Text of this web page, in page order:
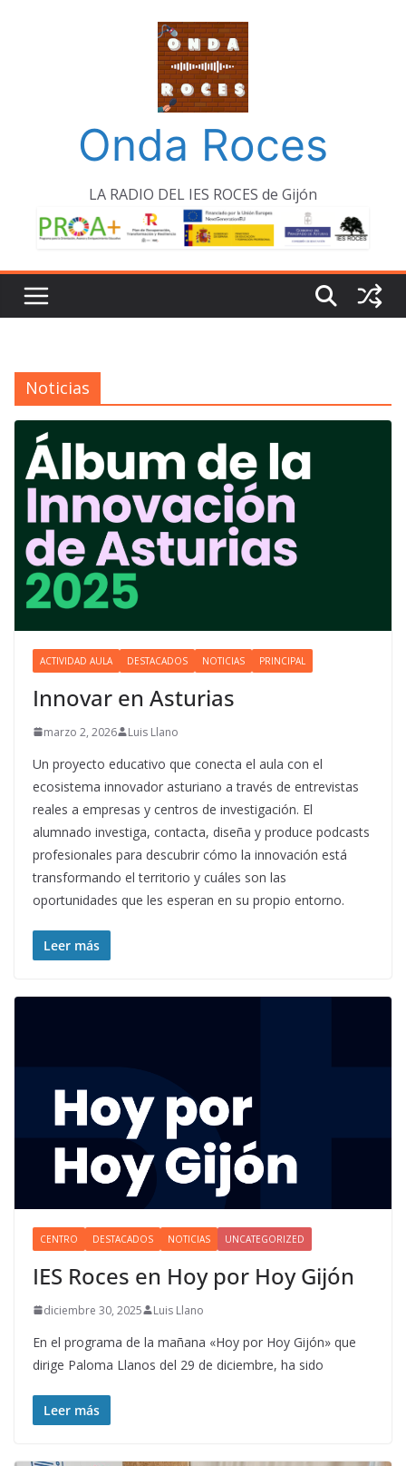
Onda Roces
LA RADIO DEL IES ROCES de Gijón
Noticias
ACTIVIDAD AULA DESTACADOS NOTICIAS PRINCIPAL
Innovar en Asturias
marzo 2, 2026 Luis Llano
Un proyecto educativo que conecta el aula con el
ecosistema innovador asturiano a través de entrevistas
reales a empresas y centros de investigación. El
alumnado investiga, contacta, diseña y produce podcasts
profesionales para descubrir cómo la innovación está
transformando el territorio y cuáles son las
oportunidades que les esperan en su propio entorno.
Leer más
CENTRO DESTACADOS NOTICIAS UNCATEGORIZED
IES Roces en Hoy por Hoy Gijón
diciembre 30, 2025 Luis Llano
En el programa de la mañana «Hoy por Hoy Gijón» que
dirige Paloma Llanos del 29 de diciembre, ha sido
Leer más